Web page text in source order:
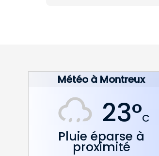
Météo à Montreux
23°C
Pluie éparse à
proximité